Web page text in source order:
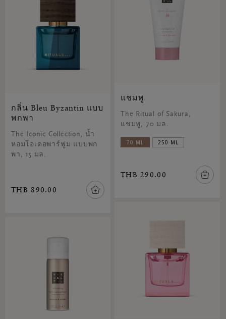
แชมพู
The Ritual of Sakura,
แชมพู, 70 มล.
70 ML 250 ML
THB 290.00
กลิ่น Bleu Byzantin แบบ
พกพา
The Iconic Collection, น้ำ
หอมโอเดอพาร์ฟูม แบบพก
พา, 15 มล.
THB 890.00